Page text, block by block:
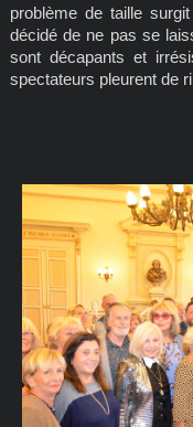
problème de taille
décidé de ne pas se
sont décapants et
spectateurs pleurent de